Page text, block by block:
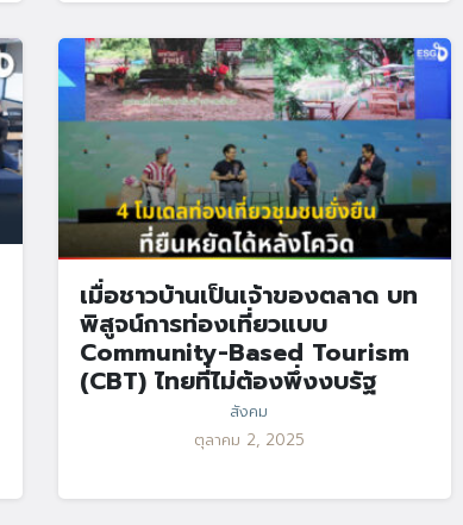
เมื่อชาวบ้านเป็นเจ้าของตลาด บท
พิสูจน์การท่องเที่ยวแบบ
Community-Based Tourism
(CBT) ไทยที่ไม่ต้องพึ่งงบรัฐ
สังคม
ตุลาคม 2, 2025